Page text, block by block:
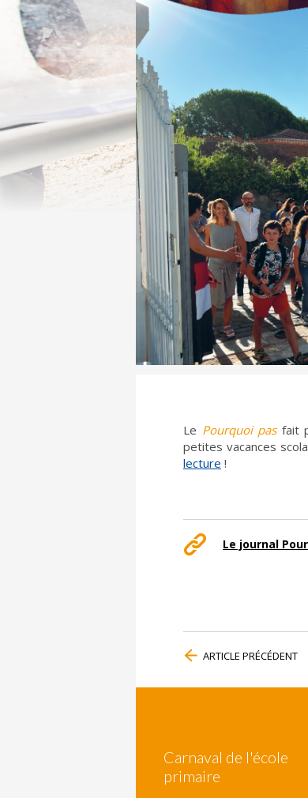
Le Pourquoi pasfait
petites vacances
lecture !
Le journal
ARTICLE PRÉCÉDENT
Carnaval de l'école
primaire